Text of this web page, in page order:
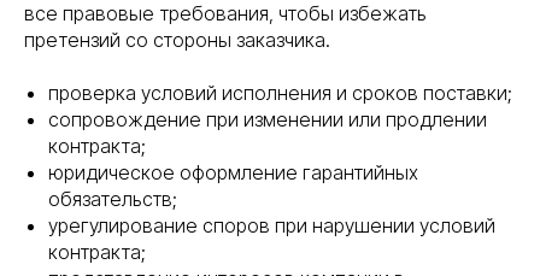
все правовые требования, чтобы избежать
претензий со стороны заказчика.
проверка условий исполнения и сроков поставки;
сопровождение при изменении или продлении
контракта;
юридическое оформление гарантийных
обязательств;
урегулирование споров при нарушении условий
контракта;